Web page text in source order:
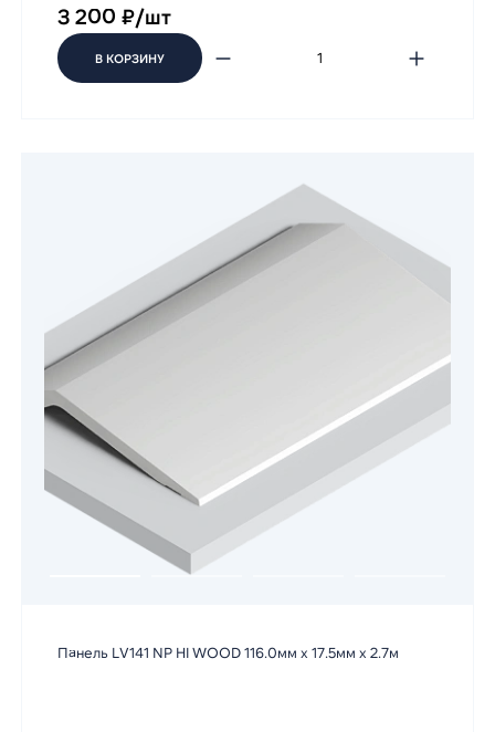
3 200 ₽/шт
В КОРЗИНУ
Панель LV141 NP HI WOOD 116.0мм х 17.5мм х 2.7м